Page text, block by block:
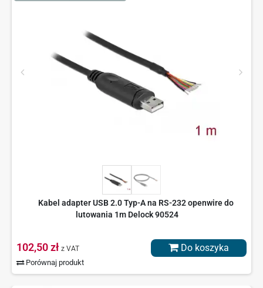
Kabel adapter USB 2.0 Typ-A na RS-232 openwire do
lutowania 1m Delock 90524
102,50 zł z VAT
Porównaj produkt
Do koszyka